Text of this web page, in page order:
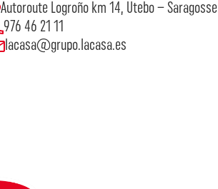
Autoroute Logroño km 14, Utebo – Saragosse
976 46 21 11
lacasa@grupo.lacasa.es